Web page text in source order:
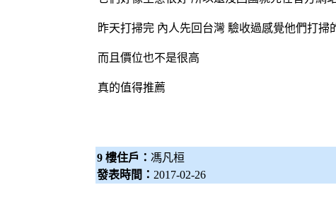
昨天打掃完 內人先回台灣 驗收過感覺他們打掃
而且價位也不是很高
真的值得推薦
9 樓住戶： 馮凡桓
發表時間： 2017-02-26